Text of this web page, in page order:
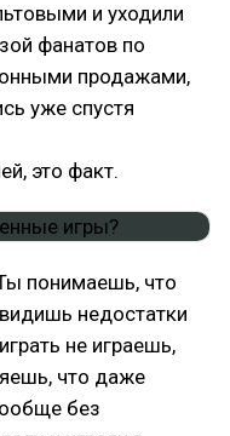
и уходили
фанатов по
продажами,
уже спустя
это факт.
понимаешь, что
видишь недостатки
не играешь,
что даже
без